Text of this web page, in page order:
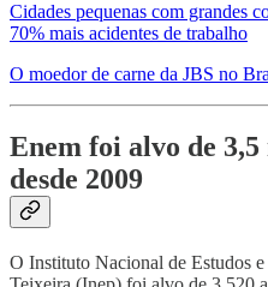
Cidades pequenas com grandes
70% mais acidentes de trabalho
O moedor de carne da JBS no
Enem foi alvo de
desde 2009
O Instituto Nacional de Estudos